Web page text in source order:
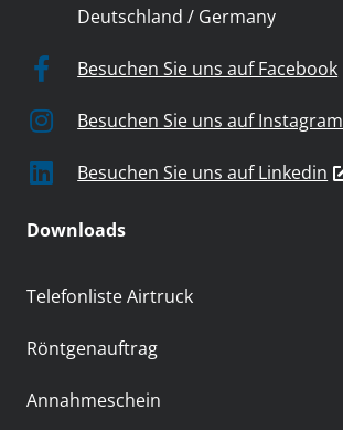
Deutschland / Germany
Besuchen Sie uns auf Facebook
Besuchen Sie uns auf Instagram
Besuchen Sie uns auf Linkedin
Downloads
Telefonliste Airtruck
Röntgenauftrag
Annahmeschein